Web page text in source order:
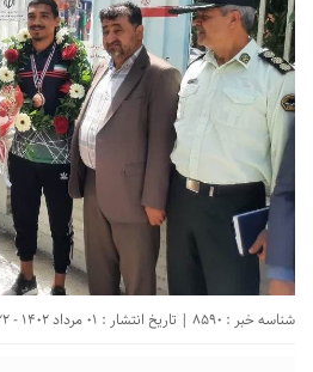
شناسه خبر : 8590 | تاریخ انتشار : 01 مرداد 1402 - 8:22 |